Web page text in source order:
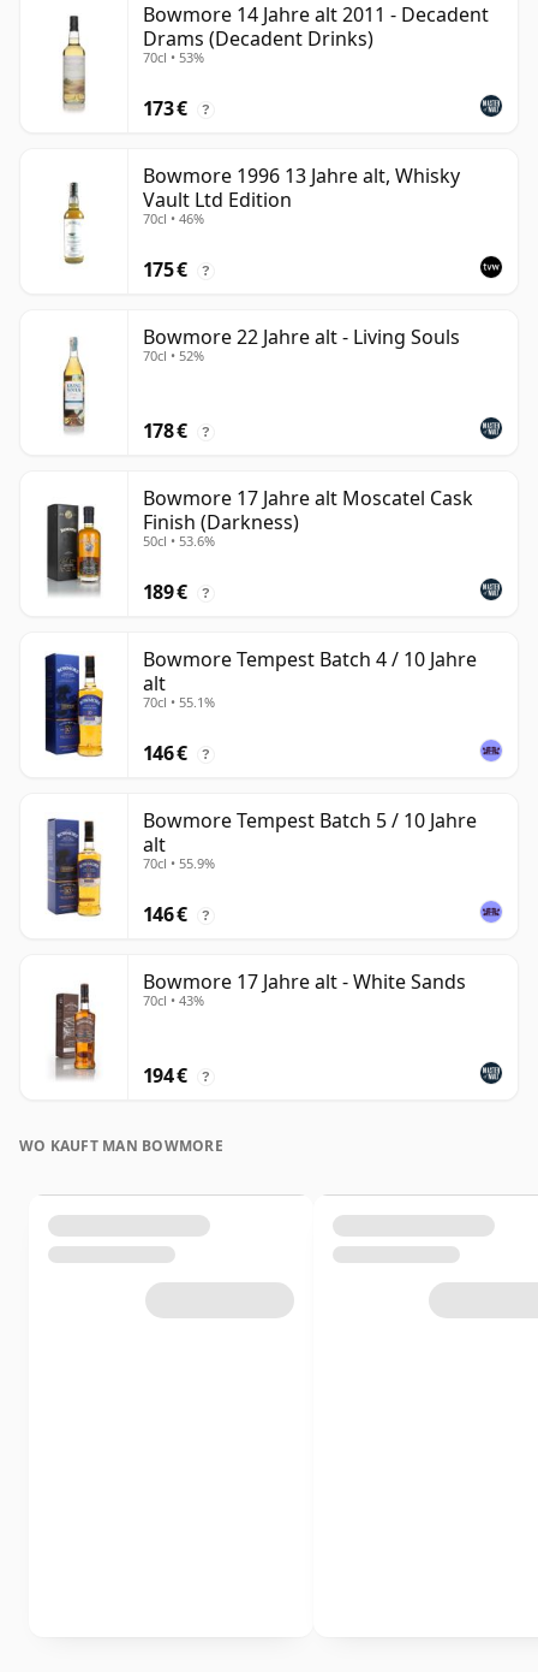
Bowmore 14 Jahre alt 2011 - Decadent
Drams (Decadent Drinks)
70cl • 53%
173 € ?
Bowmore 1996 13 Jahre alt, Whisky
Vault Ltd Edition
70cl • 46%
175 € ?
Bowmore 22 Jahre alt - Living Souls
70cl • 52%
178 € ?
Bowmore 17 Jahre alt Moscatel Cask
Finish (Darkness)
50cl • 53.6%
189 € ?
Bowmore Tempest Batch 4 / 10 Jahre
alt
70cl • 55.1%
146 € ?
Bowmore Tempest Batch 5 / 10 Jahre
alt
70cl • 55.9%
146 € ?
Bowmore 17 Jahre alt - White Sands
70cl • 43%
194 € ?
WO KAUFT MAN BOWMORE